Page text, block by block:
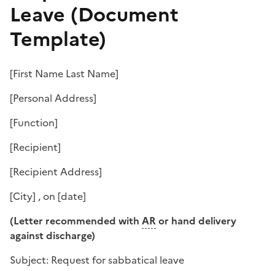
Leave (Document
Template)
[First Name Last Name]
[Personal Address]
[Function]
[Recipient]
[Recipient Address]
[City] , on [date]
(Letter recommended with ARor hand delivery
against discharge)
Subject: Request for sabbatical leave